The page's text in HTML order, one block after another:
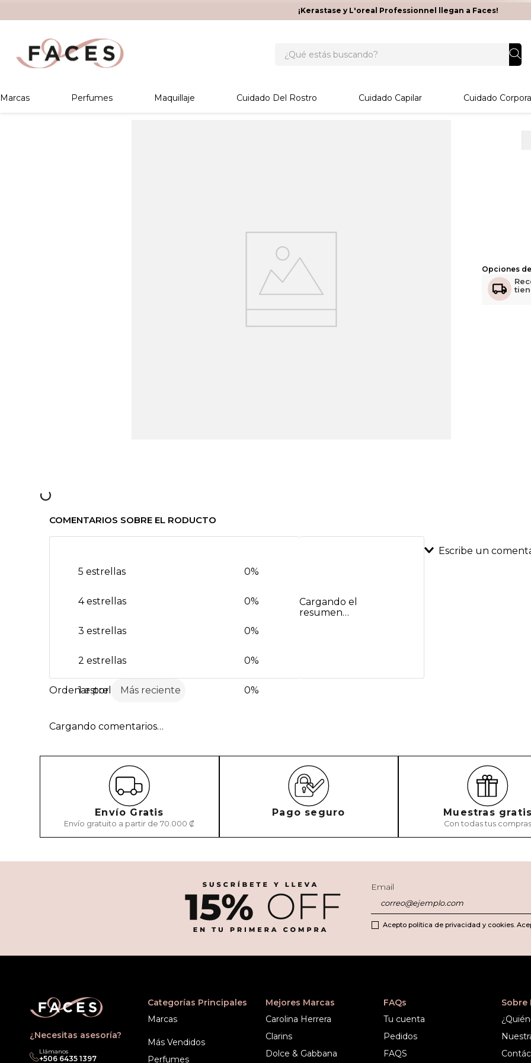
¡Kerastase y L'oreal Professionnel llegan a Faces!
Marcas Perfumes Maquillaje Cuidado Del Rostro Cuidado Capilar Cuidado
Opciones
COMENTARIOS SOBRE EL RODUCTO
Cargando el
resumen…
5 estrellas 0%
4 estrellas 0%
3 estrellas 0%
2 estrellas 0%
1 estrella 0%
Escribe un
Escribe un
Más reciente
Cargando comentarios…
Envío Gratis
Envío gratuito a partir de 70.000 ₡
Pago seguro Muestras gratis
Con todas tus compras
Email
Acepto política de privacidad y cookies.
¿Necesitas asesoría?
Llámanos
+506 6435 1397
Categorías Principales
Marcas
Más Vendidos
Perfumes
Mejores Marcas
Carolina Herrera
Clarins
Dolce & Gabbana
FAQs
Tu cuenta
Pedidos
FAQS
Sobre